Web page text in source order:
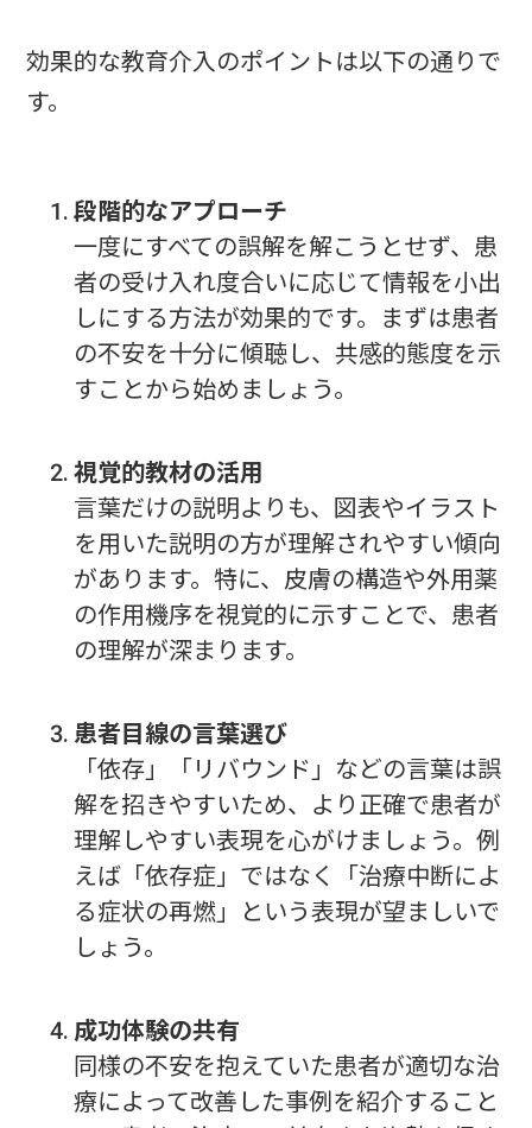
効果的な教育介入のポイントは以下の通りで
す。
段階的なアプローチ
一度にすべての誤解を解こうとせず、患
者の受け入れ度合いに応じて情報を小出
しにする方法が効果的です。まずは患者
の不安を十分に傾聴し、共感的態度を示
すことから始めましょう。
視覚的教材の活用
言葉だけの説明よりも、図表やイラスト
を用いた説明の方が理解されやすい傾向
があります。特に、皮膚の構造や外用薬
の作用機序を視覚的に示すことで、患者
の理解が深まります。
患者目線の言葉選び
「依存」「リバウンド」などの言葉は誤
解を招きやすいため、より正確で患者が
理解しやすい表現を心がけましょう。例
えば「依存症」ではなく「治療中断によ
る症状の再燃」という表現が望ましいで
しょう。
成功体験の共有
同様の不安を抱えていた患者が適切な治
療によって改善した事例を紹介すること